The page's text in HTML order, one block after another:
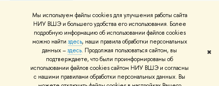
Мы используем файлы cookies для улучшения работы сайта
НИУ ВШЭ и большего удобства его использования. Более
подробную информацию об использовании файлов cookies
можно найти здесь, наши правила обработки персональных
данных –здесь. Продолжая пользоваться сайтом, вы
подтверждаете, что были проинформированы об
использовании файлов cookies сайтом НИУ ВШЭ и согласны
с нашими правилами обработки персональных данных. Вы
✖
© НИУ ВШЭ 1993–2026 Адреса и контакты Условия использования
материалов Политика конфиденциальности Карта сайта